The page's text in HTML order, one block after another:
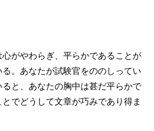
心がやわらぎ、平らかであることが
。あなたが試験官をののしってい
と、あなたの胸中は甚だ平らかで
でどうして文章が巧みであり得ま